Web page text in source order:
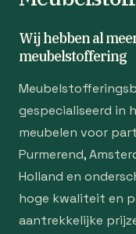
Wij hebben al
meubelstoffering
gespecialiseerd in
meubelen voor
Purmerend,
Holland en
hoge kwaliteit en
aantrekkelijke